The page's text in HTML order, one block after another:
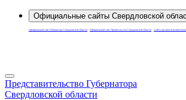
Официальные сайты Свердловской
Официальный сайт Губернатора Свердловской области Официальный сайт Правительства Свердловской области Сайты органов
Представительство Губернатора
Свердловской области